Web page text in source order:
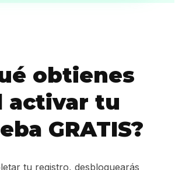
obtienes
activar tu
GRATIS?
tu registro, desbloquearás